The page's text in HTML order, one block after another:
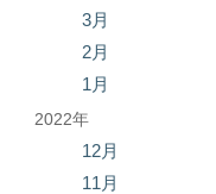
3月
2月
1月
2022年
12月
11月